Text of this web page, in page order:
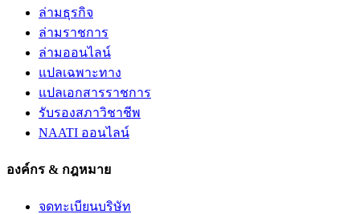
ล่ามธุรกิจ
ล่ามราชการ
ล่ามออนไลน์
แปลเฉพาะทาง
แปลเอกสารราชการ
รับรองสภาวิชาชีพ
NAATI ออนไลน์
องค์กร & กฎหมาย
จดทะเบียนบริษัท